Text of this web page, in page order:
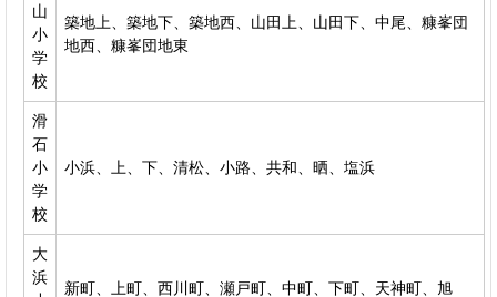
山
小
学
校
築地上、築地下、築地西、山田上、山田下、中尾、糠峯団
地西、糠峯団地東
滑
石
小
学
校
小浜、上、下、清松、小路、共和、晒、塩浜
大
浜
新町、上町、西川町、瀬戸町、中町、下町、天神町、旭